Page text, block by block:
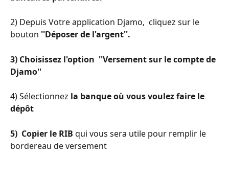
2) Depuis Votre application Djamo,  cliquez sur le
bouton ''Déposer de l'argent''.
3) Choisissez l'option  ''Versement sur le compte de
Djamo''
4) Sélectionnez la banque où vous voulez faire le
dépôt
5)  Copier le RIB qui vous sera utile pour remplir le
bordereau de versement